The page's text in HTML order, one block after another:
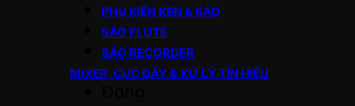
PHỤ KIỆN KÈN & SÁO
SÁO FLUTE
SÁO RECORDER
MIXER, CỤC ĐẨY & XỬ LÝ TÍN HIỆU